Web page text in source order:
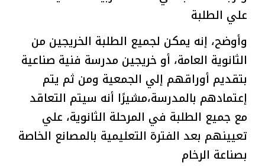
علي الطلبة
وأوضح، إنه يمكن لجميع الطلبة الخريجين من
الثانوية العامة، أو خريجين مدرسة فنية صناعية
بتقديم أوراقهم إلي الجمعية ومن ثم يتم
إعتمادهم بالمدرسة،مشيرًا أنه سيتم التعاقد
مع جميع الطلبة في المرحلة الثانوية، علي
تعيينهم بعد الفترة التعليمية بالمصانع الخاصة
بصناعة الرخام